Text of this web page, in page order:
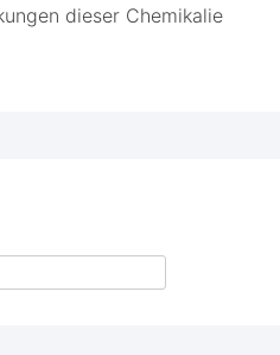
dieser Chemikalie